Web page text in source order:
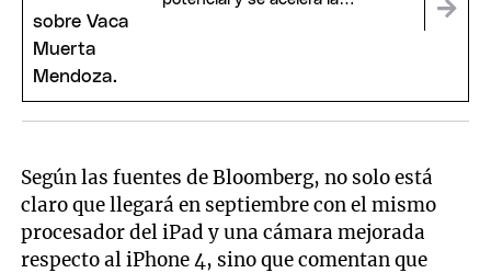
Según las fuentes de Bloomberg, no solo está
claro que llegará en septiembre con el mismo
procesador del iPad y una cámara mejorada
respecto al iPhone 4, sino que comentan que